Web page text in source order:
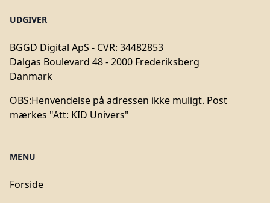
UDGIVER
BGGD Digital ApS - CVR: 34482853
Dalgas Boulevard 48 - 2000 Frederiksberg
Danmark
OBS:Henvendelse på adressen ikke muligt. Post
mærkes "Att: KID Univers"
MENU
Forside